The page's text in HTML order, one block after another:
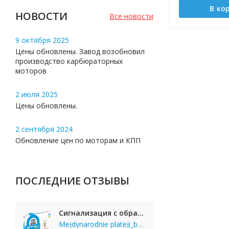
Все новости
НОВОСТИ
9 октября 2025
Цены обновлены. Завод возобновил
производство карбюраторных
моторов
2 июля 2025
Цены обновлены.
2 сентября 2024
Обновление цен по моторам и КПП
ПОСЛЕДНИЕ ОТЗЫВЫ
Сигнализация с обратной связью StarLine E65 BT 2CAN+LIN
Mejdynarodnie plateji_bgKi
В